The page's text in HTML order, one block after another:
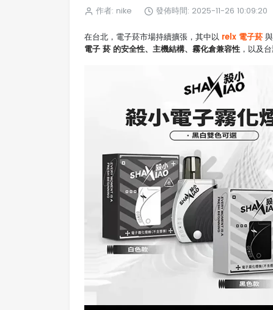
作者: nike 發佈時間: 2025-11-26 10:09:20
在台北，電子菸市場持續擴張，其中以 relx 電子菸
電子 菸 的安全性、主機結構、霧化倉兼容性 ，以及